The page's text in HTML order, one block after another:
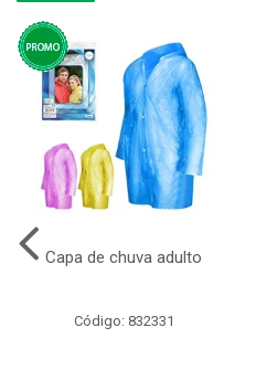
Capa de chuva adulto
Código: 832331